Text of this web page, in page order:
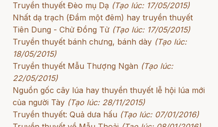
Truyền thuyết Đèo mụ Dạ (Tạo lúc: 17/05/2015)
Nhất dạ trạch (Đầm một đêm) hay truyền thuyết
Tiên Dung - Chử Đồng Tử (Tạo lúc: 17/05/2015)
Truyền thuyết bánh chưng, bánh dày (Tạo lúc:
18/05/2015)
Truyền thuyết Mẫu Thượng Ngàn (Tạo lúc:
22/05/2015)
Nguồn gốc cây lúa hay thuyền thuyết lễ hội lúa mới
của người Tày (Tạo lúc: 28/11/2015)
Truyền thuyết: Quả dưa hấu (Tạo lúc: 07/01/2016)